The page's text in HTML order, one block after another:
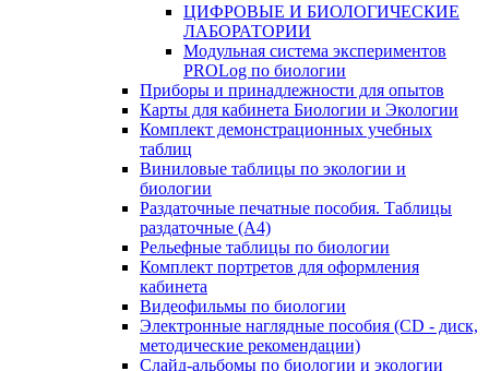
ЦИФРОВЫЕ И БИОЛОГИЧЕСКИЕ
ЛАБОРАТОРИИ
Модульная система экспериментов
PROLog по биологии
Приборы и принадлежности для опытов
Карты для кабинета Биологии и Экологии
Комплект демонстрационных учебных
таблиц
Виниловые таблицы по экологии и
биологии
Раздаточные печатные пособия. Таблицы
раздаточные (А4)
Рельефные таблицы по биологии
Комплект портретов для оформления
кабинета
Видеофильмы по биологии
Электронные наглядные пособия (CD - диск,
методические рекомендации)
Слайд-альбомы по биологии и экологии